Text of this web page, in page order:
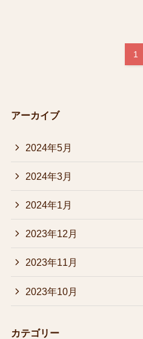
1
アーカイブ
2024年5月
2024年3月
2024年1月
2023年12月
2023年11月
2023年10月
カテゴリー